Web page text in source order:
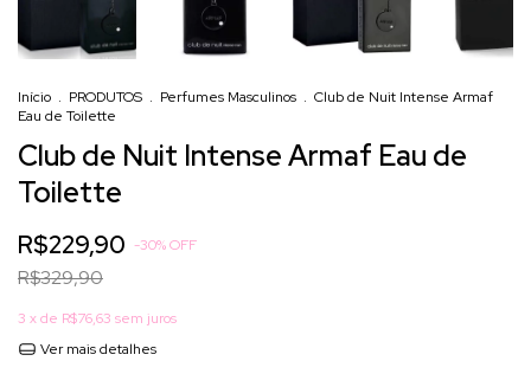
Início . PRODUTOS . Perfumes Masculinos . Club de Nuit Intense Armaf
Eau de Toilette
Club de Nuit Intense Armaf Eau de
Toilette
R$229,90 -30%OFF
R$329,90
3 x de R$76,63 sem juros
Ver mais detalhes